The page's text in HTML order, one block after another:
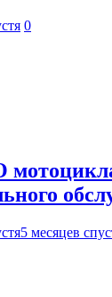
0
5 месяцев